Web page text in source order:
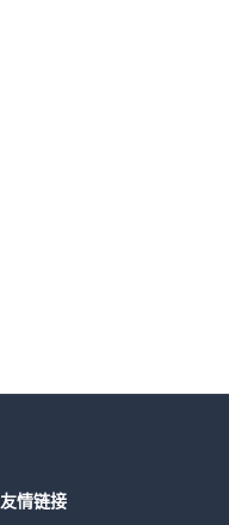
友情链接